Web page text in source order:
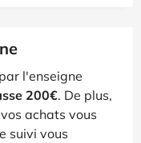
par l'enseigne
200€. De plus,
achats vous
suivi vous